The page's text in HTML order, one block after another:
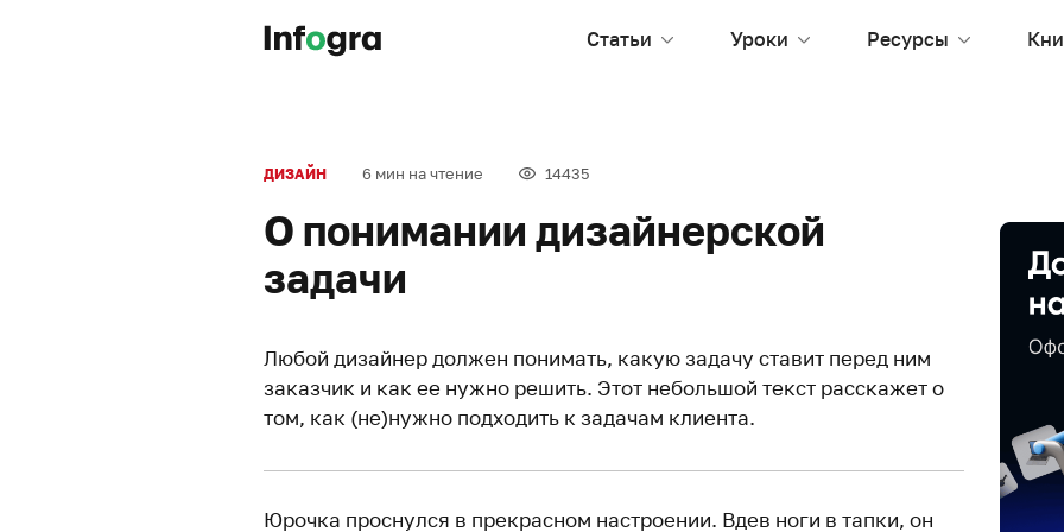
Статьи Уроки Ресурсы
ДИЗАЙН 6 мин на чтение 14435
О понимании дизайнерской
задачи
Любой дизайнер должен понимать, какую задачу ставит перед ним
заказчик и как ее нужно решить. Этот небольшой текст расскажет о
том, как (не)нужно подходить к задачам клиента.
Юрочка проснулся в прекрасном настроении. Вдев ноги в тапки, он